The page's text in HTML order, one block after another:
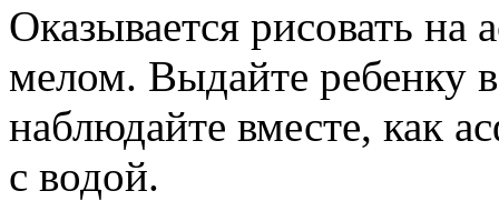
Оказывается рисовать на
мелом. Выдайте ребенку
наблюдайте вместе, как
с водой.